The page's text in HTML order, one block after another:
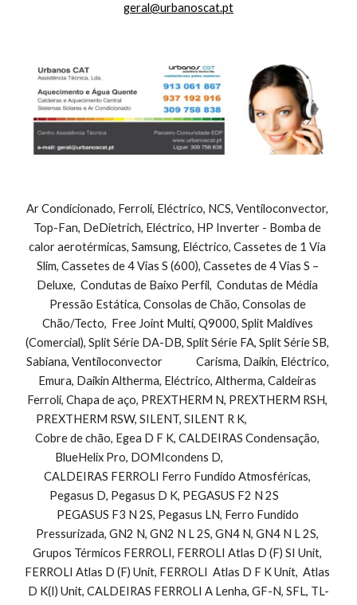
geral@urbanoscat.pt
Ar Condicionado, Ferroli, Eléctrico, NCS, Ventiloconvector,
Top-Fan, DeDietrich, Eléctrico, HP Inverter - Bomba de
calor aerotérmicas, Samsung, Eléctrico, Cassetes de 1 Via
Slim, Cassetes de 4 Vias S (600), Cassetes de 4 Vias S –
Deluxe,  Condutas de Baixo Perfil,  Condutas de Média
Pressão Estática, Consolas de Chão, Consolas de
Chão/Tecto,  Free Joint Multi, Q9000, Split Maldives
(Comercial), Split Série DA-DB, Split Série FA, Split Série SB,
Sabiana, Ventiloconvector              Carisma, Daikin, Eléctrico,
Emura, Daikin Altherma, Eléctrico, Altherma, Caldeiras
Ferroli, Chapa de aço, PREXTHERM N, PREXTHERM RSH,
PREXTHERM RSW, SILENT, SILENT R K,
Cobre de chão, Egea D F K, CALDEIRAS Condensação,
BlueHelix Pro, DOMIcondens D,
CALDEIRAS FERROLI Ferro Fundido Atmosféricas,
Pegasus D, Pegasus D K, PEGASUS F2 N 2S
PEGASUS F3 N 2S, Pegasus LN, Ferro Fundido
Pressurizada, GN2 N, GN2 N L 2S, GN4 N, GN4 N L 2S,
Grupos Térmicos FERROLI, FERROLI Atlas D (F) SI Unit,
FERROLI Atlas D (F) Unit, FERROLI  Atlas D F K Unit,  Atlas
D K(I) Unit, CALDEIRAS FERROLI A Lenha, GF-N, SFL, TL-